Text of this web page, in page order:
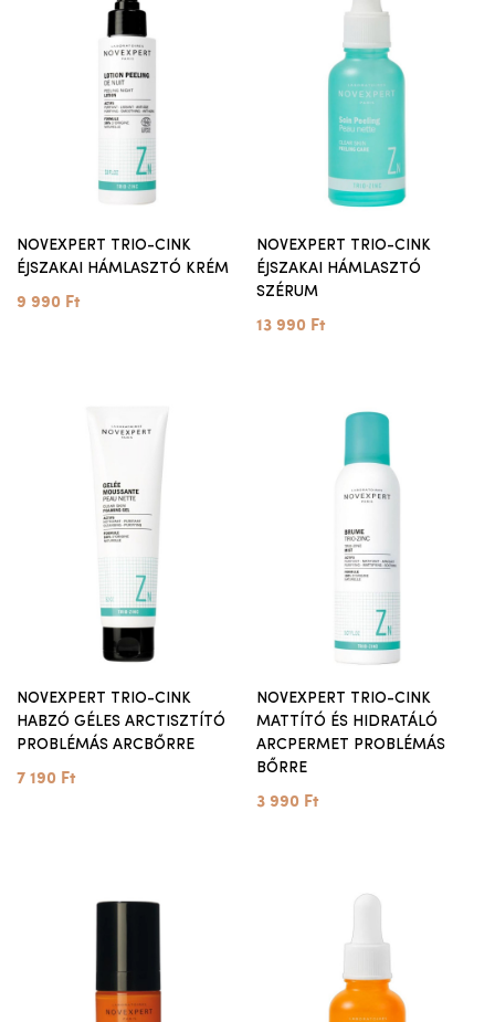
NOVEXPERT TRIO-CINK
ÉJSZAKAI HÁMLASZTÓ KRÉM
9 990 Ft
NOVEXPERT TRIO-CINK
ÉJSZAKAI HÁMLASZTÓ
SZÉRUM
13 990 Ft
NOVEXPERT TRIO-CINK
HABZÓ GÉLES ARCTISZTÍTÓ
PROBLÉMÁS ARCBŐRRE
7 190 Ft
NOVEXPERT TRIO-CINK
MATTÍTÓ ÉS HIDRATÁLÓ
ARCPERMET PROBLÉMÁS
BŐRRE
3 990 Ft